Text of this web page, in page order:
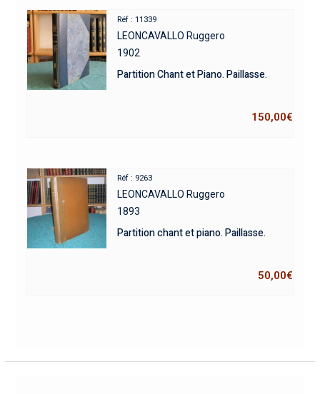
Réf : 11339
LEONCAVALLO Ruggero
1902
Partition Chant et Piano. Paillasse.
150,00€
Réf : 9263
LEONCAVALLO Ruggero
1893
Partition chant et piano. Paillasse.
50,00€